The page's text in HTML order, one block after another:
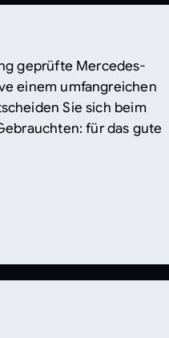
geprüfte Mercedes-
einem umfangreichen
Sie sich beim
für das gute